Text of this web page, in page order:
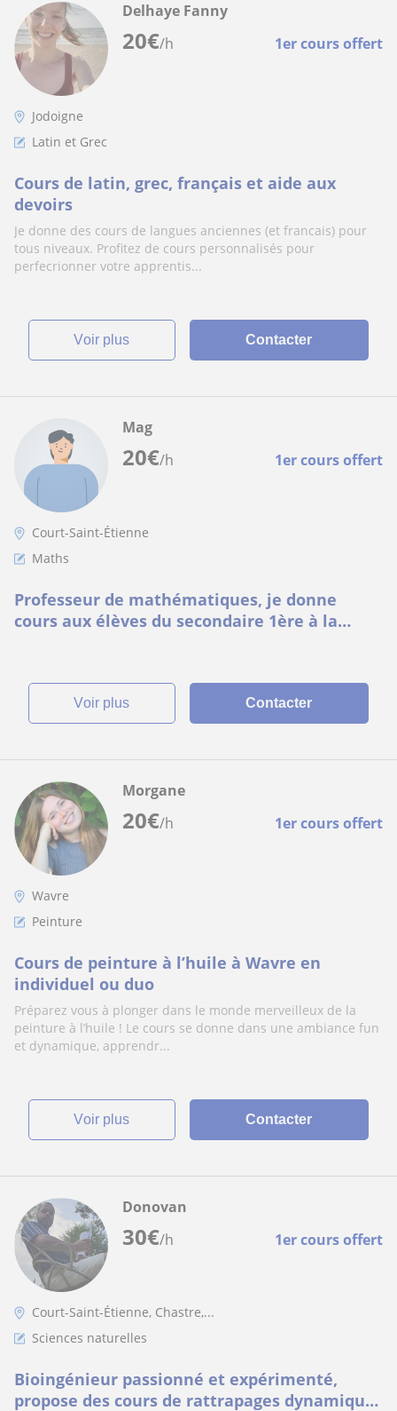
20€/h 1er cours offert
Delhaye Fanny
Jodoigne
Latin et Grec
Cours de latin, grec, français et aide aux
devoirs
Je donne des cours de langues anciennes (et francais) pour
tous niveaux. Profitez de cours personnalisés pour
perfecrionner votre apprentis...
voir plus Contacter
20€/h 1er cours offert
Mag
Court-Saint-Étienne
Maths
Professeur de mathématiques, je donne
cours aux élèves du secondaire 1ère à la
voir plus Contacter
20€/h 1er cours offert
Morgane
Wavre
Peinture
Cours de peinture à l’huile à Wavre en
individuel ou duo
Préparez vous à plonger dans le monde merveilleux de la
peinture à l’huile ! Le cours se donne dans une ambiance fun
et dynamique, apprendr...
voir plus Contacter
30€/h 1er cours offert
Donovan
Court-Saint-Étienne, Chastre,...
Sciences naturelles
Bioingénieur passionné et expérimenté,
propose des cours de rattrapages dynamiques